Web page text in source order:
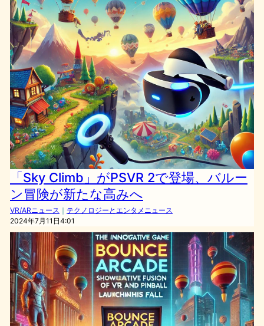
「Sky Climb」がPSVR 2で登場、バルー
ン冒険が新たな高みへ
VR/ARニュース ｜ テクノロジーとエンタメニュース
2024年7月11日4:01